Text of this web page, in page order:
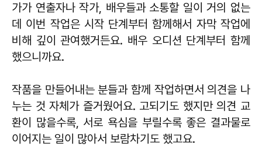
가가 연출자나 작가, 배우들과 소통할 일이 거의 없는
데 이번 작업은 시작 단계부터 함께해서 자막 작업에
비해 깊이 관여했거든요. 배우 오디션 단계부터 함께
했으니까요.
작품을 만들어내는 분들과 함께 작업하면서 의견을 나
누는 것 자체가 즐거웠어요. 고되기도 했지만 의견 교
환이 많을수록, 서로 욕심을 부릴수록 좋은 결과물로
이어지는 일이 많아서 보람차기도 했고요.